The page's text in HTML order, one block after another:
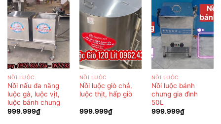
NỒI LUỘC
Nồi nấu đa năng
luộc gà, luộc vịt,
luộc bánh chưng
999.999₫
NỒI LUỘC
Nồi luộc giò chả,
luộc thịt, hấp giò
999.999₫
NỒI LUỘC
Nồi luộc bánh
chưng gia đình
50L
999.999₫